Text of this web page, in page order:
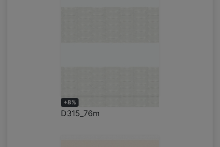
+8%
D315_76m